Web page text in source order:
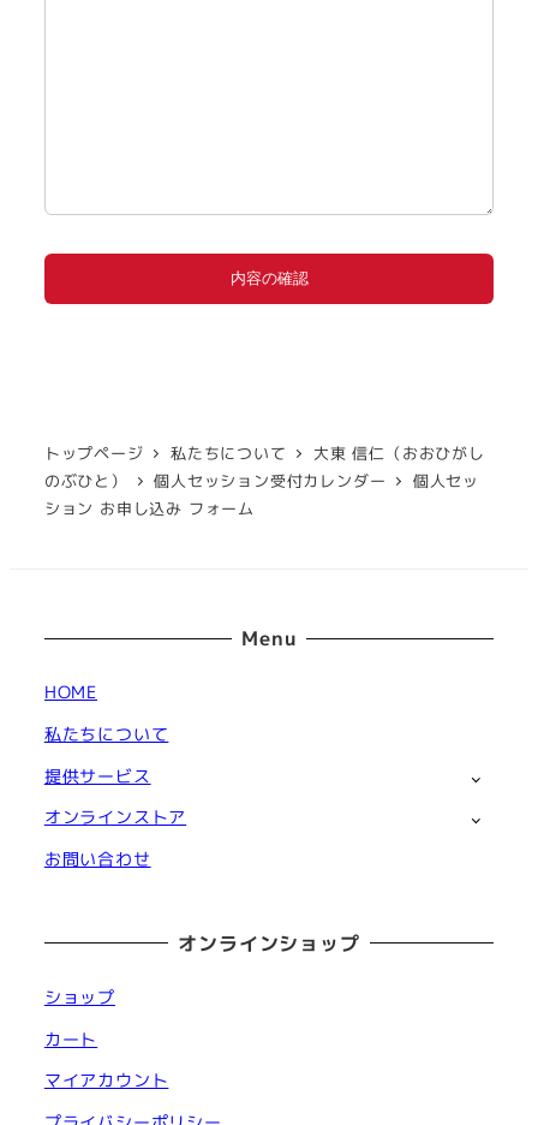
トップページ 私たちについて
大東 信仁（おおひがし
のぶひと）
個人セッション受付カレンダー
個人セッ
ション お申し込み フォーム
Menu
HOME
私たちについて
提供サービス
オンラインストア
お問い合わせ
オンラインショップ
ショップ
カート
マイアカウント